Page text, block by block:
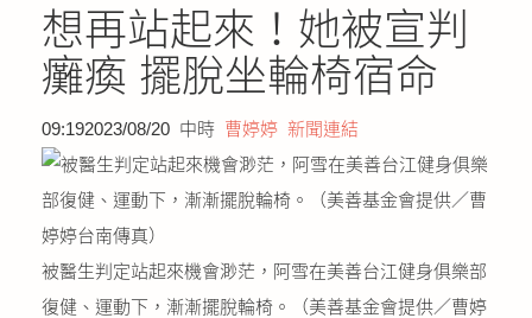
我要捐款
捐款徵信
公益義賣
聯絡我們
友善連結
想再站起來！她被宣判
癱瘓 擺脫坐輪椅宿命
09:192023/08/20 中時 曹婷婷 新聞連結
被醫生判定站起來機會渺茫，阿雪在美善台江健身俱樂部
復健、運動下，漸漸擺脫輪椅。（美善基金會提供／曹婷